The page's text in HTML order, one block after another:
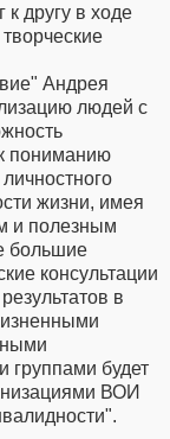
другу в ходе
Андрея
людей с
пониманию
жизни, имея
и полезным
большие
консультации
в
группами будет
ВОИ